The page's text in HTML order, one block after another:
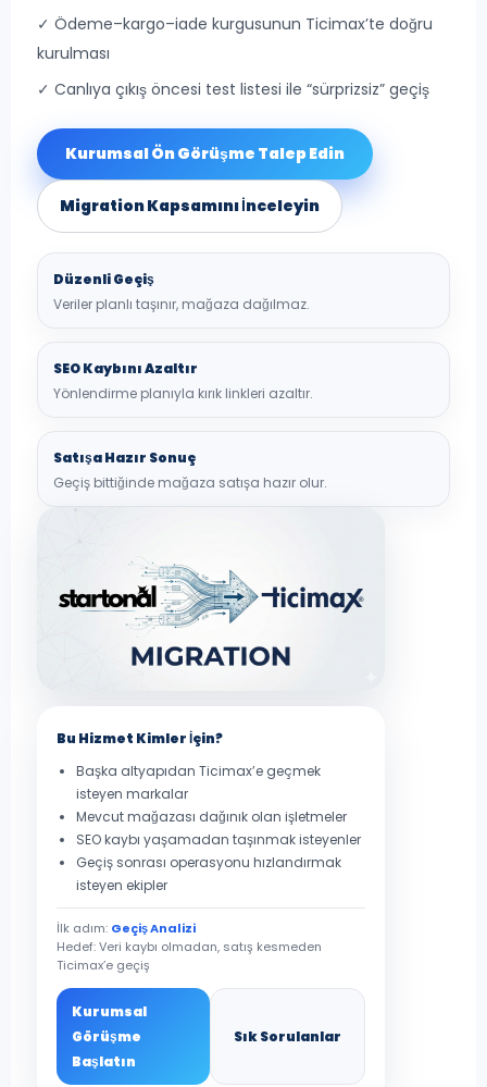
✓ Ödeme–kargo–iade kurgusunun Ticimax’te doğru
kurulması
✓ Canlıya çıkış öncesi test listesi ile “sürprizsiz” geçiş
Kurumsal Ön Görüşme Talep Edin
Migration Kapsamını İnceleyin
Düzenli Geçiş
Veriler planlı taşınır, mağaza dağılmaz.
SEO Kaybını Azaltır
Yönlendirme planıyla kırık linkleri azaltır.
Satışa Hazır Sonuç
Geçiş bittiğinde mağaza satışa hazır olur.
Bu Hizmet Kimler İçin?
Başka altyapıdan Ticimax’e geçmek
isteyen markalar
Mevcut mağazası dağınık olan işletmeler
SEO kaybı yaşamadan taşınmak isteyenler
Geçiş sonrası operasyonu hızlandırmak
isteyen ekipler
İlk adım: Geçiş Analizi
Hedef: Veri kaybı olmadan, satış kesmeden
Ticimax’e geçiş
Kurumsal
Görüşme
Başlatın
Sık Sorulanlar